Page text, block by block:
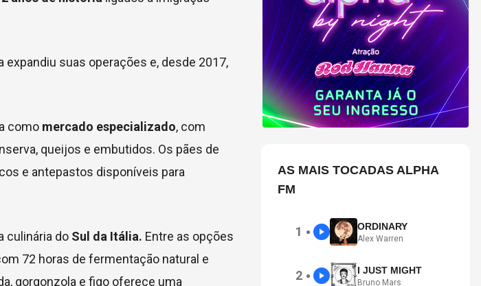
suas operações e, desde 2017,
como mercado especializado, com
queijos e embutidos. Os pães de
e antepastos disponíveis para
culinária do Sul da Itália. Entre as opções
72 horas de fermentação natural e
gorgonzola e figo oferece uma
AS MAIS TOCADAS ALPHA
FM
1 ● ORDINARY
Alex Warren
2 ● I JUST MIGHT
Bruno Mars